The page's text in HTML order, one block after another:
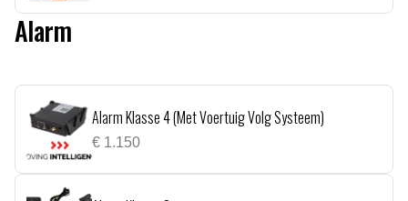
Alarm
Alarm Klasse 4 (Met Voertuig Volg Systeem)
€ 1.150